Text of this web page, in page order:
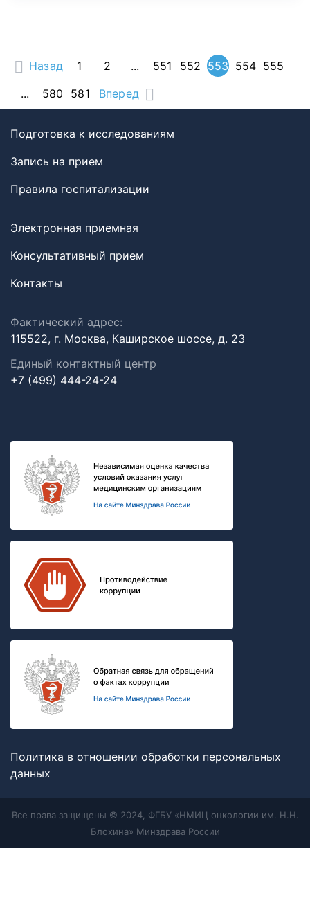
Назад 1 2 ... 551 552 553 554 555
...
580 581 Вперед
Подготовка к исследованиям
Запись на прием
Правила госпитализации
Электронная приемная
Консультативный прием
Контакты
Фактический адрес:
115522, г. Москва, Каширское шоссе, д. 23
Единый контактный центр
+7 (499) 444-24-24
Политика в отношении обработки персональных
данных
Все права защищены © 2024, ФГБУ «НМИЦ онкологии им. Н.Н.
Блохина» Минздрава России